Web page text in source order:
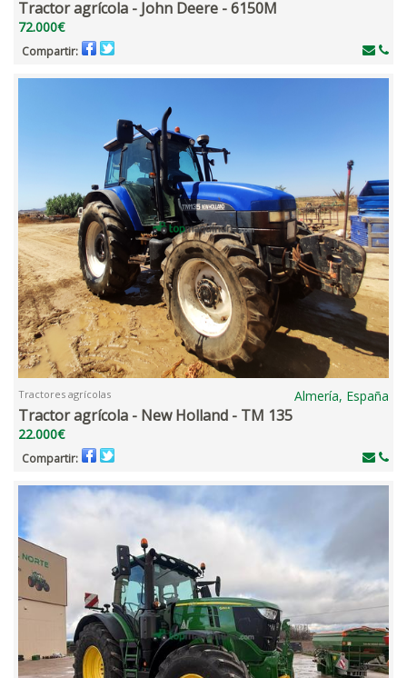
Tractor agrícola - John Deere - 6150M
72.000€
Compartir:
Tractores agrícolas Almería, España
Tractor agrícola - New Holland - TM 135
22.000€
Compartir: